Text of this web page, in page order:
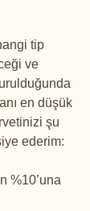
tip
ve
en düşük
şu
ederim:
%10’una